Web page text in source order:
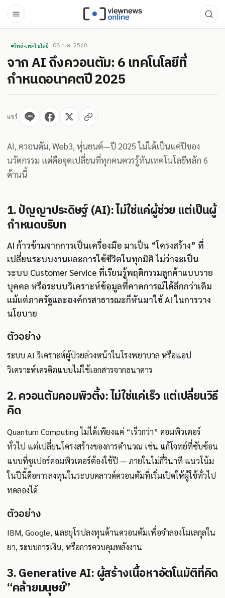
วิทย์-เทคโนโลยี 08 ก.ค. 2568
จาก AI ถึงควอนตัม: 6 เทคโนโลยีที่
กำหนดอนาคตปี 2025
แชร์
AI, ควอนตัม, Web3, หุ่นยนต์—ปี 2025 ไม่ได้เป็นแค่ปีของ
นวัตกรรม แต่คือจุดเปลี่ยนที่ทุกคนควรรู้ทันเทคโนโลยีหลัก 6
ด้านนี้
1. ปัญญาประดิษฐ์ (AI): ไม่ใช่แค่ผู้ช่วย แต่เป็นผู้
กำหนดบริบท
AI ก้าวข้ามจากการเป็นเครื่องมือ มาเป็น “โครงสร้าง” ที่
เปลี่ยนระบบงานและการใช้ชีวิตในทุกมิติ ไม่ว่าจะเป็น
ระบบ Customer Service ที่เรียนรู้พฤติกรรมลูกค้าแบบราย
บุคคล หรือระบบวิเคราะห์ข้อมูลที่คาดการณ์ได้ลึกกว่าเดิม
แม้แต่ภาครัฐและองค์กรสาธารณะก็หันมาใช้ AI ในการวาง
นโยบาย
ตัวอย่าง
ระบบ AI วิเคราะห์ผู้ป่วยล่วงหน้าในโรงพยาบาล หรือแอป
วิเคราะห์เครดิตแบบไม่ใช้เอกสารจากธนาคาร
2. ควอนตัมคอมพิวติ้ง: ไม่ใช่แค่เร็ว แต่เปลี่ยนวิธี
คิด
Quantum Computing ไม่ได้เพียงแค่ “เร็วกว่า” คอมพิวเตอร์
ทั่วไป แต่เปลี่ยนโครงสร้างของการคำนวณ เช่น แก้โจทย์ที่ซับซ้อน
แบบที่ซูเปอร์คอมพิวเตอร์ต้องใช้ปี — ภายในไม่กี่วินาที แนวโน้ม
ในปีนี้คือการลงทุนในระบบคลาวด์ควอนตัมที่เริ่มเปิดให้ผู้ใช้ทั่วไป
ทดลองได้
ตัวอย่าง
IBM, Google, และยุโรปลงทุนด้านควอนตัมเพื่อจำลองโมเลกุลใน
ยา, ระบบการเงิน, หรือการควบคุมพลังงาน
3. Generative AI: ผู้สร้างเนื้อหาอัตโนมัติที่คิด
“คล้ายมนุษย์”